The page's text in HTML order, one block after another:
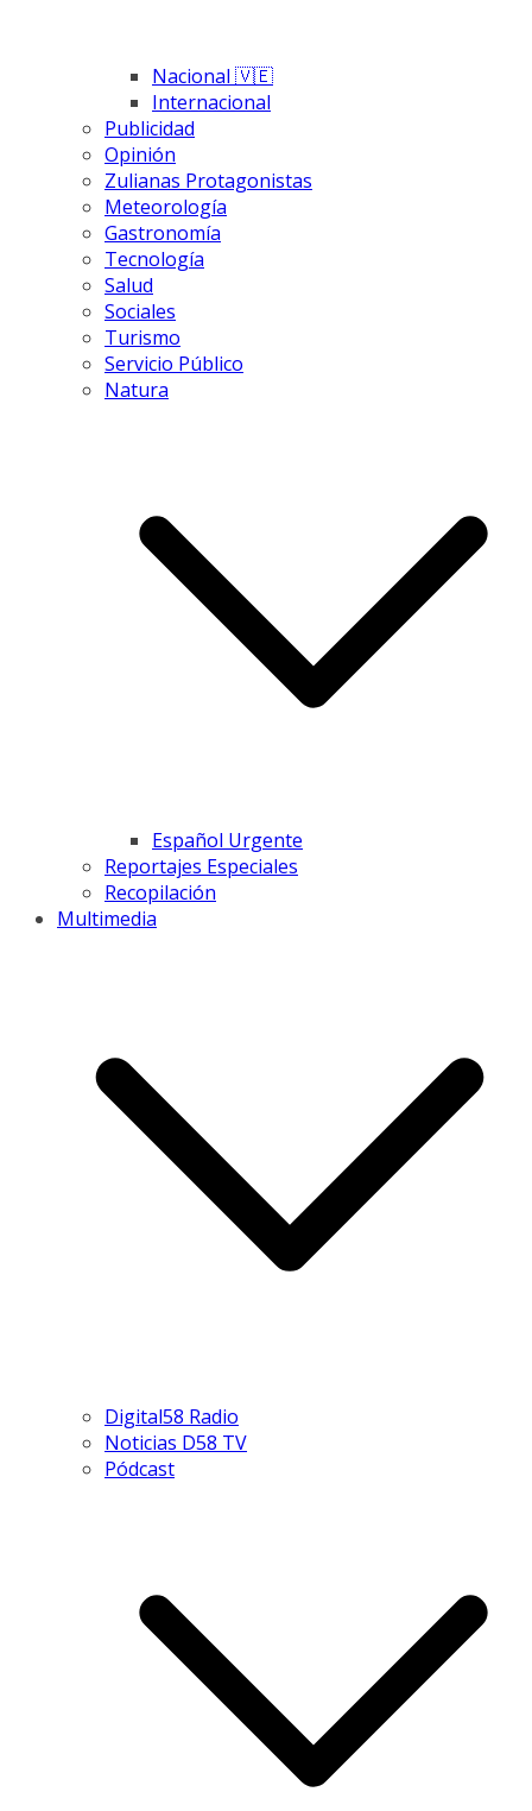
Nacional 🇻🇪
Internacional
Publicidad
Opinión
Zulianas Protagonistas
Meteorología
Gastronomía
Tecnología
Salud
Sociales
Turismo
Servicio Público
Natura
Español Urgente
Reportajes Especiales
Recopilación
Multimedia
Digital58 Radio
Noticias D58 TV
Pódcast